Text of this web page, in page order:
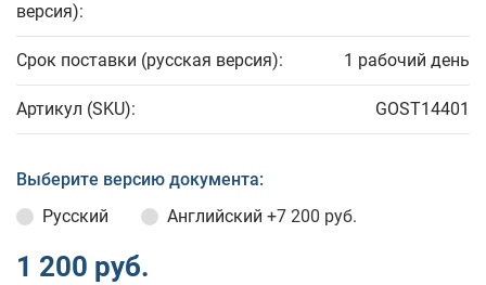
версия):
Срок поставки (русская версия): 1 рабочий день
Артикул (SKU): GOST14401
Выберите версию документа:
Русский
Английский +7 200 руб.
1 200 руб.